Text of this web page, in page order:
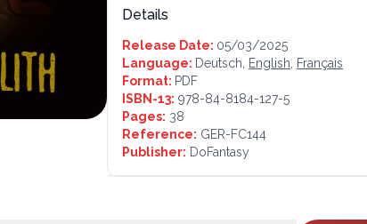
Details
Release Date: 05/03/2025
Language: Deutsch, English
Français
Format: PDF
ISBN-13: 978-84-8184-127-5
Pages: 38
Reference: GER-FC144
Publisher: DoFantasy